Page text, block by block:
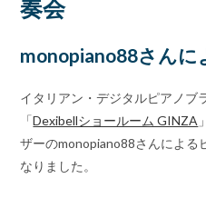
奏会
monopiano88さんに
イタリアン・デジタルピアノブ
「Dexibellショールーム GINZA
ザーのmonopiano88さんによる
なりました。